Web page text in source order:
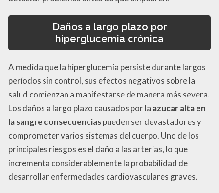
Daños a largo plazo por
hiperglucemia crónica
A medida que la hiperglucemia persiste durante largos
períodos sin control, sus efectos negativos sobre la
salud comienzan a manifestarse de manera más severa.
Los daños a largo plazo causados por la azucar alta en
la sangre consecuenciaspueden ser devastadores y
comprometer varios sistemas del cuerpo. Uno de los
principales riesgos es el daño a las arterias, lo que
incrementa considerablemente la probabilidad de
desarrollar enfermedades cardiovasculares graves.